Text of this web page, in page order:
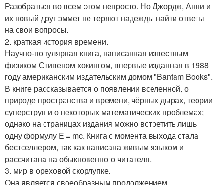
Разобраться во всем этом непросто. Но Джордж, Анни и
их новый друг эммет не теряют надежды найти ответы
на свои вопросы.
2. краткая история времени.
Научно-популярная книга, написанная известным
физиком Стивеном хокингом, впервые изданная в 1988
году американским издательским домом "Bantam Books".
В книге рассказывается о появлении вселенной, о
природе пространства и времени, чёрных дырах, теории
суперструн и о некоторых математических проблемах;
однако на страницах издания можно встретить лишь
одну формулу E = mc. Книга с момента выхода стала
бестселлером, так как написана живым языком и
рассчитана на обыкновенного читателя.
3. мир в ореховой скорлупке.
Она является своеобразным продолжением